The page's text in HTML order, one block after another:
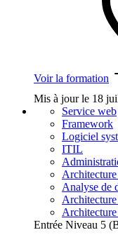
Voir la formation
Mis à jour le 18
Service web
Framework
Logiciel
ITIL
Analyse de
Entrée Niveau 5